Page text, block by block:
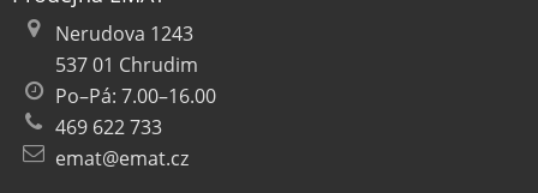
Nerudova 1243
537 01 Chrudim
Po–Pá: 7.00–16.00
469 622 733
emat@emat.cz